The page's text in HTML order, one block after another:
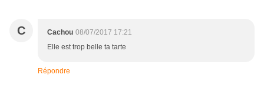
C Cachou 08/07/2017 17:21
Elle est trop belle ta tarte
Répondre